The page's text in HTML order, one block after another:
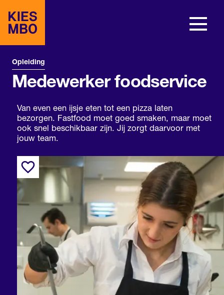
Opleiding
Medewerker foodservice
Van even een ijsje eten tot een pizza laten
bezorgen. Fastfood moet goed smaken, maar moet
ook snel beschikbaar zijn. Jij zorgt daarvoor met
jouw team.